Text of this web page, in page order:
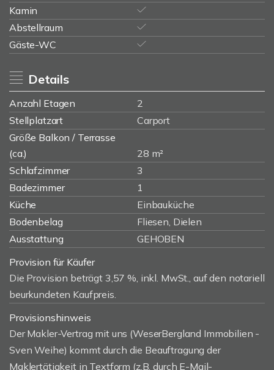
Kamin
Abstellraum
Gäste-WC
Details
Anzahl Etagen
2
Stellplatzart
Carport
Größe Balkon / Terrasse
(ca.)
28 m²
Schlafzimmer
3
Badezimmer
1
Küche
Einbauküche
Bodenbelag
Fliesen, Dielen
Ausstattung
GEHOBEN
Provision für Käufer
Die Provision beträgt 3,57 %, inkl. MwSt., auf den notariell
beurkundeten Kaufpreis.
Provisionshinweis
Der Makler-Vertrag mit uns (WeserBergland Immobilien -
Sven Weihe) kommt durch die Beauftragung der
Maklertätigkeit in Textform (z.B. durch E-Mail-